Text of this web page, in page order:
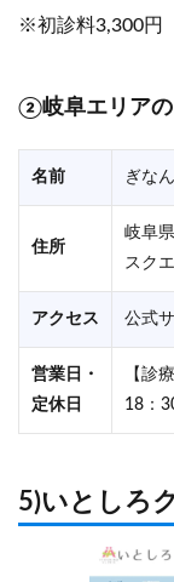
※初診料3,300円
②岐阜エリアの
名前 ぎな
住所
岐阜
スク
アクセス 公式
営業日・
定休日
【診
18：
5)いとしろ